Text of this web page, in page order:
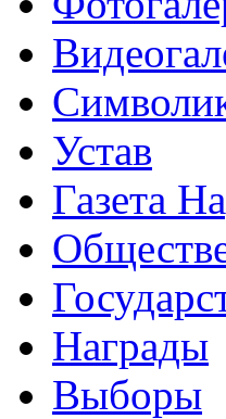
Устав
Газета
Награды
Выборы